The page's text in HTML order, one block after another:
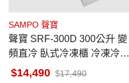
SAMPO 聲寶
聲寶 SRF-300D 300公升 變
頻直冷 臥式冷凍櫃 冷凍冷藏
切換 電子式控溫 7段冷度設
14,490 17,490